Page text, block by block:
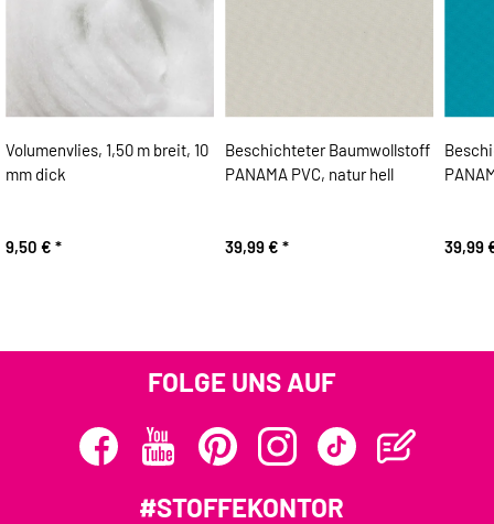
Volumenvlies, 1,50 m breit, 10
mm dick
9,50 € *
Beschichteter Baumwollstoff
PANAMA PVC, natur hell
39,99 € * 39,99
FOLGE UNS AUF
#STOFFEKONTOR